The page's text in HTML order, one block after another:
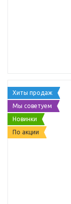
Хиты продаж
Мы советуем
Новинки
По акции